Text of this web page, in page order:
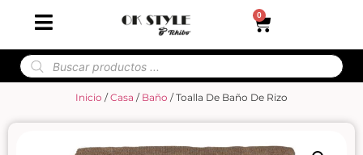
0
Inicio /Casa / Baño / Toalla De Baño De Rizo